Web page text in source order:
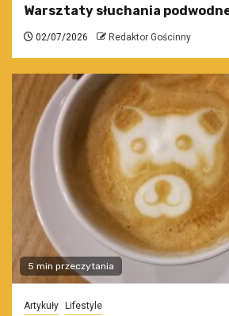
Warsztaty słuchania
02/07/2026 Redaktor Gościnny
5 min przeczytania
Artykuły Lifestyle